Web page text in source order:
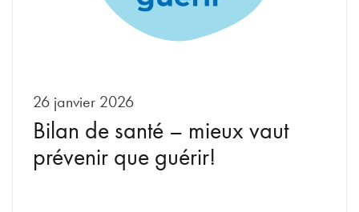
26 janvier 2026
Bilan de santé – mieux vaut
prévenir que guérir!